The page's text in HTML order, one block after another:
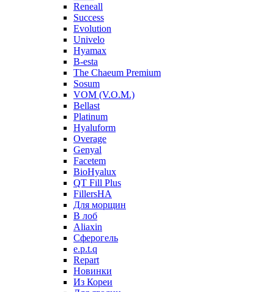
Reneall
Success
Evolution
Univelo
Hyamax
B-esta
The Chaeum Premium
Sosum
VOM (V.O.M.)
Bellast
Platinum
Hyaluform
Overage
Genyal
Facetem
BioHyalux
QT Fill Plus
FillersHA
Для морщин
В лоб
Aliaxin
Сферогель
e.p.t.q
Repart
Новинки
Из Кореи